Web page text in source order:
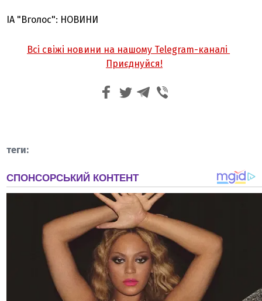
ІА "Вголос": НОВИНИ
Всі свіжі новини на нашому Telegram-каналі
Приєднуйся!